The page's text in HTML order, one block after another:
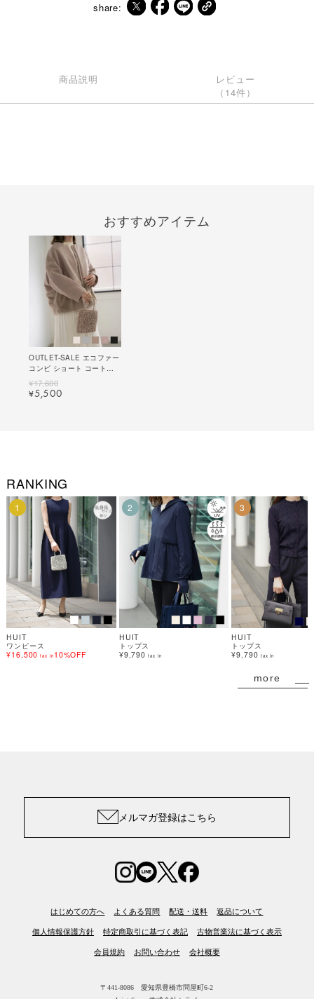
share:
商品説明
レビュー
（14件）
おすすめアイテム
OUTLET-SALE エコファー
コンビ ショート コート
0032【1】
¥17,600
¥5,500
RANKING
1
HUIT
ワンピース
¥16,500 tax in 10%OFF
2
HUIT
トップス
¥9,790 tax in
3
HUIT
トップス
¥9,790 tax in
more
メルマガ登録はこちら
はじめての方へ よくある質問 配送・送料 返品について
個人情報保護方針 特定商取引に基づく表記 古物営業法に基づく表示
会員規約 お問い合わせ 会社概要
〒441-8086 愛知県豊橋市問屋町6-2